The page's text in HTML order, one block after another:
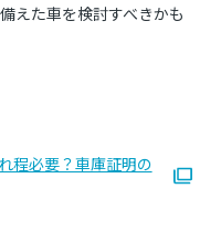
えた車を検討すべきかも
程必要？車庫証明の